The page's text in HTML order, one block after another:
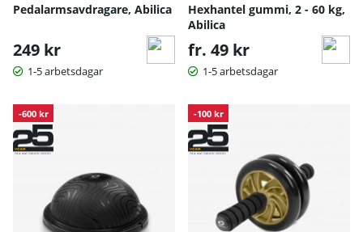
Pedalarmsavdragare, Abilica
249 kr
1-5 arbetsdagar
Hexhantel gummi, 2 - 60 kg,
Abilica
fr. 49 kr
1-5 arbetsdagar
-600 kr -100 kr